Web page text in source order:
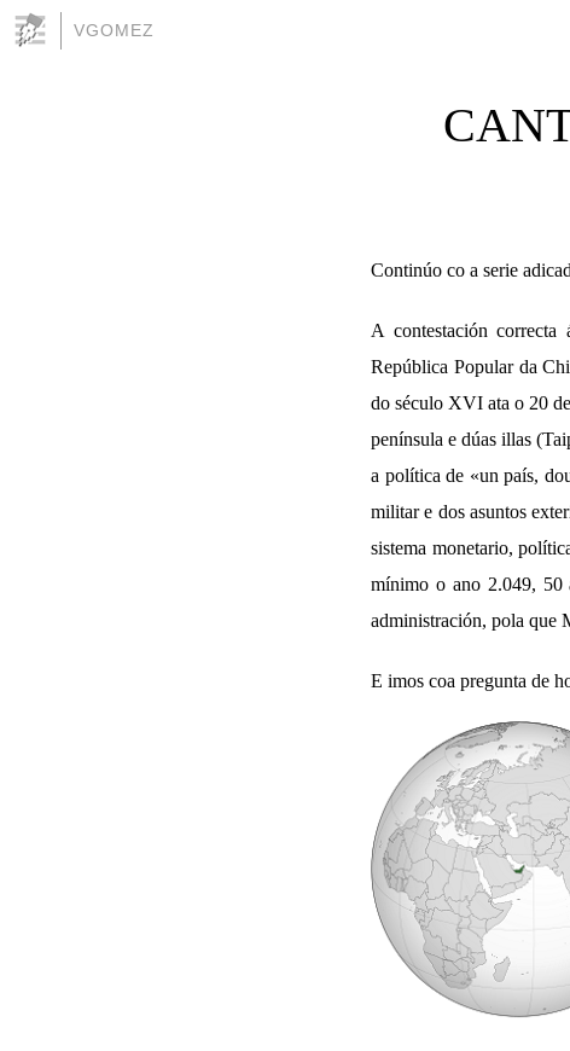
VGOMEZ
Continúo co a serie
A contestación
República Popular da
do século XVI ata o 20
península e dúas illas
a política de «un país,
militar e dos asuntos
sistema monetario,
mínimo o ano 2.049, 50
administración, pola que
E imos coa pregunta de